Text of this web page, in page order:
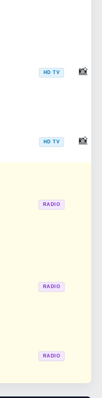
HD TV 📸
HD TV 📸
RADIO
RADIO
RADIO